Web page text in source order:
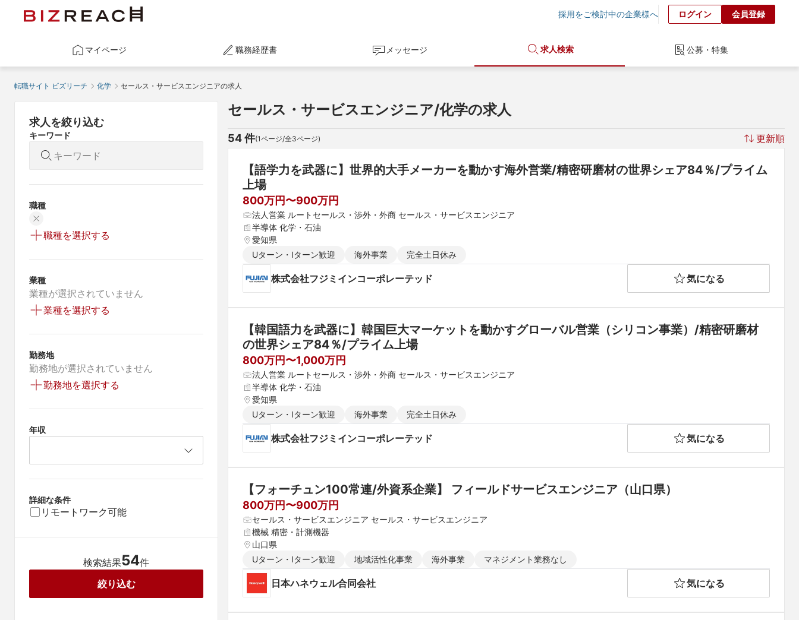
採用をご検討中の企業様へ ログイン 会員登録
マイページ 職務経歴書 メッセージ 求人検索 公募・特集
転職サイト ビズリーチ 化学 セールス・サービスエンジニアの求人
求人を絞り込む
キーワード
職種
職種を選択する
業種
業種が選択されていません
業種を選択する
勤務地
勤務地が選択されていません
勤務地を選択する
年収
詳細な条件
リモートワーク可能
検索結果54件
絞り込む
セールス・サービスエンジニア/化学の求人
54 件(1ページ/全3ページ) 更新順
【語学力を武器に】世界的大手メーカーを動かす海外営業/精密研磨材の世界シェア84％/プライム
上場
800万円〜900万円
法人営業 ルートセールス・渉外・外商 セールス・サービスエンジニア
半導体 化学・石油
愛知県
Uターン・Iターン歓迎
海外事業 完全土日休み
株式会社フジミインコーポレーテッド 気になる
【韓国語力を武器に】韓国巨大マーケットを動かすグローバル営業（シリコン事業）/精密研磨材
の世界シェア84％/プライム上場
800万円〜1,000万円
法人営業 ルートセールス・渉外・外商 セールス・サービスエンジニア
半導体 化学・石油
愛知県
Uターン・Iターン歓迎
海外事業 完全土日休み
株式会社フジミインコーポレーテッド 気になる
【フォーチュン100常連/外資系企業】 フィールドサービスエンジニア（山口県）
800万円〜900万円
セールス・サービスエンジニア セールス・サービスエンジニア
機械 精密・計測機器
山口県
Uターン・Iターン歓迎
地域活性化事業 海外事業 マネジメント業務なし
⽇本ハネウェル合同会社 気になる